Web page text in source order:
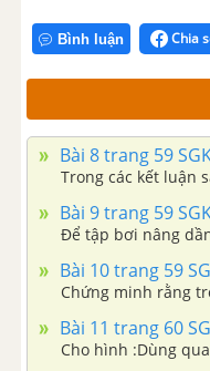
Bình luận Chia
Bài 8 trang 59
Trong các kết luận
Bài 9 trang 59
Để tập bơi nâng
Bài 10 trang 59
Chứng minh rằng
Bài 11 trang 60
Cho hình :Dùng